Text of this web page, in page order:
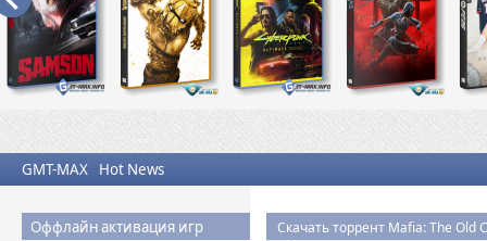
GMT-MAX Hot News
Оффлайн активация игр Скачать торрент Mafia: The Old